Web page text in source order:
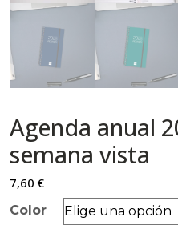
Agenda anual
semana vista
7,60 €
Color